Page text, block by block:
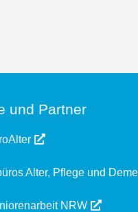
und Partner
Alter, Pflege und
NRW